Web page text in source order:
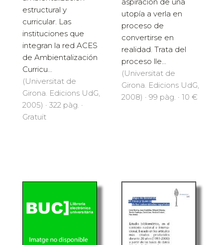
estructural y
curricular. Las
instituciones que
integran la red ACES
de Ambientalización
Curricu...
(Universitat de
Girona. Edicions UdG,
2005) · 322 pàg. ·
Gratuït
utopía a verla en
proceso de
convertirse en
realidad. Trata del
proceso lle...
(Universitat de
Girona. Edicions UdG,
2008) · 99 pàg. · 10 €